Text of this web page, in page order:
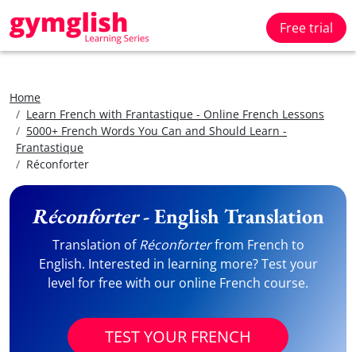
Free trial
Home
Learn French with Frantastique - Online French Lessons
5000+ French Words You Can and Should Learn -
Frantastique
Réconforter
Réconforter- English Translation
Translation ofRéconforterfrom French to
English. Interested in learning more? Test your
level for free with our online French course.
TEST YOUR FRENCH